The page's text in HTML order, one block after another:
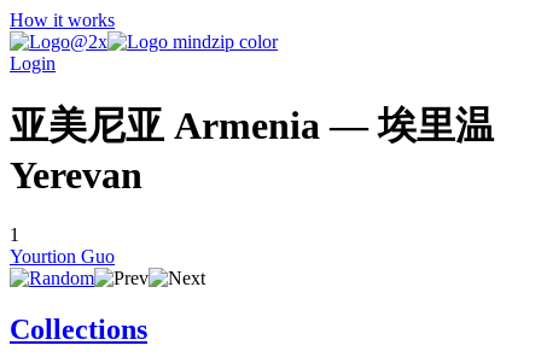
How it works
Login
亚美尼亚 Armenia — 埃里温
Yerevan
1
Yourtion Guo
Collections